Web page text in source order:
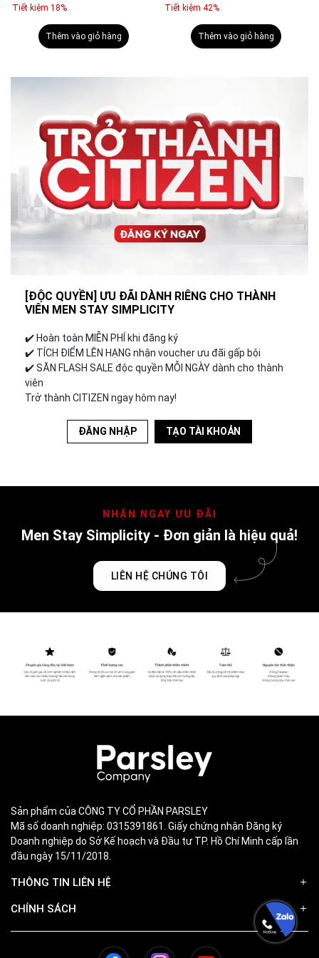
9ml
Tiết kiệm 42%
Thêm vào giỏ hàng
Tiết kiệm 37%
Thêm vào giỏ hàng
[ĐỘC QUYỀN] ƯU ĐÃI DÀNH RIÊNG CHO THÀNH
VIÊN MEN STAY SIMPLICITY
✔️︎ Hoàn toàn MIỄN PHÍ khi đăng ký
✔️︎ TÍCH ĐIỂM LÊN HẠNG nhận voucher ưu đãi gấp bội
✔️︎ SĂN FLASH SALE độc quyền MỖI NGÀY dành cho thành
viên
Trở thành CITIZEN ngay hôm nay!
ĐĂNG NHẬP TẠO TÀI KHOẢN
NHẬN NGAY ƯU ĐÃI
Men Stay Simplicity - Đơn giản là hiệu quả!
LIÊN HỆ CHÚNG TÔI
Sản phẩm của CÔNG TY CỔ PHẦN PARSLEY
Mã số doanh nghiệp: 0315391861. Giấy chứng nhận Đăng ký
Doanh nghiệp do Sở Kế hoạch và Đầu tư TP. Hồ Chí Minh cấp lần
đầu ngày 15/11/2018.
THÔNG TIN LIÊN HỆ
CHÍNH SÁCH